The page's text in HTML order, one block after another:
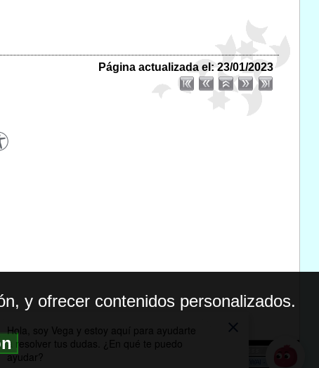
Página actualizada el: 23/01/2023
DE PRIVACIDAD
y ofrecer contenidos personalizados.